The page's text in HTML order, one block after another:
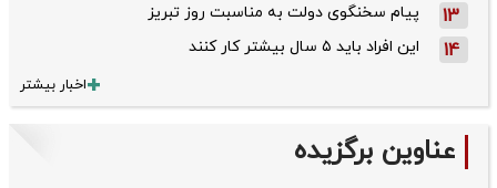
13 پیام سخنگوی دولت به مناسبت روز تبریز
14 این افراد باید ۵ سال بیشتر کار کنند
اخبار بیشتر
عناوین برگزیده